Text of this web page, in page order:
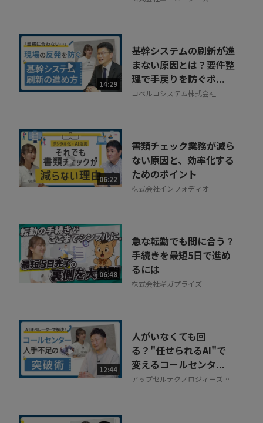
14:29
基幹システムの刷新が進
まない原因とは？要件整
理で手戻りを防ぐポ...
コベルコシステム株式会社
06:22
書類チェック業務が減ら
ない原因と、効率化する
ためのポイント
株式会社インフォディオ
06:48
急な転勤でも間に合う？
手続きを最短5日で進め
るには
株式会社ギガプライズ
12:44
人がいなくても回
る？"任せられるAI"で
変えるコールセンタ...
アップセルテクノロジィーズ株